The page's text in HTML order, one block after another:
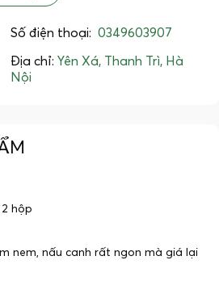
Số điện thoại: 0349603907
Địa chỉ: Yên Xá, Thanh Trì, Hà
Nội
hộp
nem, nấu canh rất ngon mà giá lại